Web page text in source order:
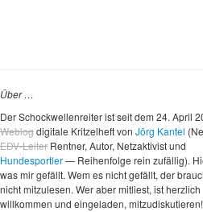
Über …
Der Schockwellenreiter ist seit dem 24. April
Weblogdigitale Kritzelheft von Jörg Kantel
EDV-Leiter Rentner, Autor, Netzaktivist und
Hundesportler— Reihenfolge rein zufällig).
was mir gefällt. Wem es nicht gefällt, der
nicht mitzulesen. Wer aber mitliest, ist herzlich
willkommen und eingeladen, mitzudiskutieren!